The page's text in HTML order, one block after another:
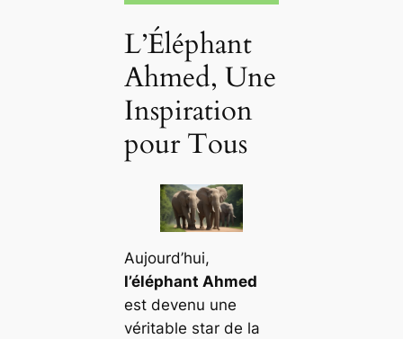
L’Éléphant
Ahmed, Une
Inspiration
pour Tous
Aujourd’hui,
l’éléphant Ahmed
est devenu une
véritable star de la